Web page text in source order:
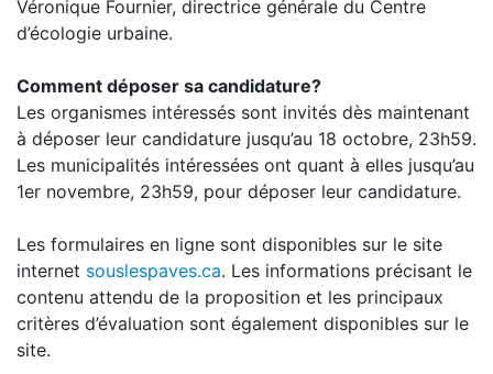
Véronique Fournier, directrice générale du Centre
d’écologie urbaine.
Comment déposer sa candidature?
Les organismes intéressés sont invités dès maintenant
à déposer leur candidature jusqu’au 18 octobre, 23h59.
Les municipalités intéressées ont quant à elles jusqu’au
1er novembre, 23h59, pour déposer leur candidature.
Les formulaires en ligne sont disponibles sur le site
internet souslespaves.ca. Les informations précisant le
contenu attendu de la proposition et les principaux
critères d’évaluation sont également disponibles sur le
site.